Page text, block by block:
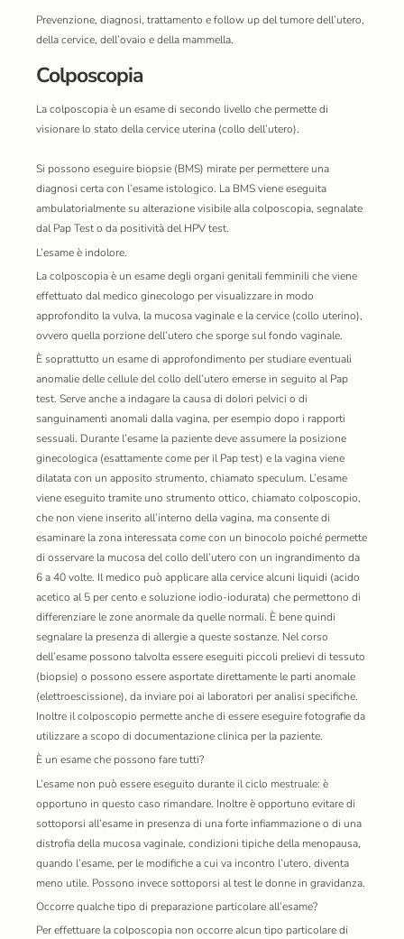
Prevenzione, diagnosi, trattamento e follow up del tumore dell’utero,
della cervice, dell’ovaio e della mammella.
Colposcopia
La colposcopia è un esame di secondo livello che permette di
visionare lo stato della cervice uterina (collo dell’utero).
Si possono eseguire biopsie (BMS) mirate per permettere una
diagnosi certa con l’esame istologico. La BMS viene eseguita
ambulatorialmente su alterazione visibile alla colposcopia, segnalate
dal Pap Test o da positività del HPV test.
L’esame è indolore.
La colposcopia è un esame degli organi genitali femminili che viene
effettuato dal medico ginecologo per visualizzare in modo
approfondito la vulva, la mucosa vaginale e la cervice (collo uterino),
ovvero quella porzione dell’utero che sporge sul fondo vaginale.
È soprattutto un esame di approfondimento per studiare eventuali
anomalie delle cellule del collo dell’utero emerse in seguito al Pap
test. Serve anche a indagare la causa di dolori pelvici o di
sanguinamenti anomali dalla vagina, per esempio dopo i rapporti
sessuali. Durante l’esame la paziente deve assumere la posizione
ginecologica (esattamente come per il Pap test) e la vagina viene
dilatata con un apposito strumento, chiamato speculum. L’esame
viene eseguito tramite uno strumento ottico, chiamato colposcopio,
che non viene inserito all’interno della vagina, ma consente di
esaminare la zona interessata come con un binocolo poiché permette
di osservare la mucosa del collo dell’utero con un ingrandimento da
6 a 40 volte. Il medico può applicare alla cervice alcuni liquidi (acido
acetico al 5 per cento e soluzione iodio-iodurata) che permettono di
differenziare le zone anormale da quelle normali. È bene quindi
segnalare la presenza di allergie a queste sostanze. Nel corso
dell’esame possono talvolta essere eseguiti piccoli prelievi di tessuto
(biopsie) o possono essere asportate direttamente le parti anomale
(elettroescissione), da inviare poi ai laboratori per analisi specifiche.
Inoltre il colposcopio permette anche di essere eseguire fotografie da
utilizzare a scopo di documentazione clinica per la paziente.
È un esame che possono fare tutti?
L’esame non può essere eseguito durante il ciclo mestruale: è
opportuno in questo caso rimandare. Inoltre è opportuno evitare di
sottoporsi all’esame in presenza di una forte infiammazione o di una
distrofia della mucosa vaginale, condizioni tipiche della menopausa,
quando l’esame, per le modifiche a cui va incontro l’utero, diventa
meno utile. Possono invece sottoporsi al test le donne in gravidanza.
Occorre qualche tipo di preparazione particolare all’esame?
Per effettuare la colposcopia non occorre alcun tipo particolare di